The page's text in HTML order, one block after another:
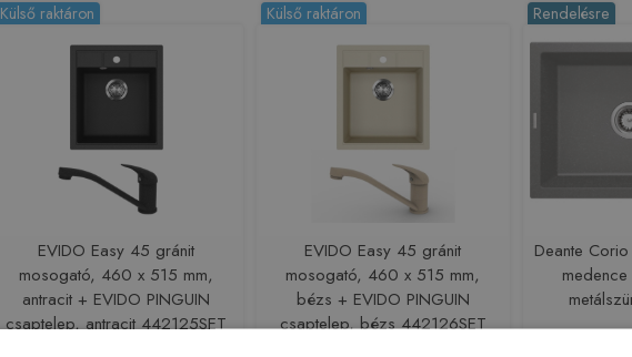
Külső raktáron
EVIDO Easy 45 gránit
mosogató, 460 x 515 mm,
antracit + EVIDO PINGUIN
csaptelep, antracit 442125SET
Külső raktáron
EVIDO Easy 45 gránit
mosogató, 460 x 515 mm,
bézs + EVIDO PINGUIN
csaptelep, bézs 442126SET
Rendelésre
Deante